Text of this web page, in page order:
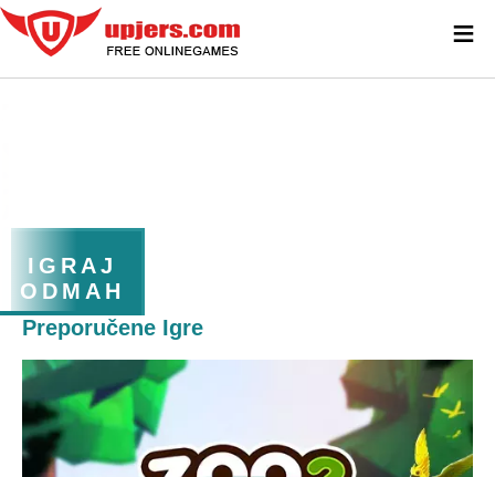
IGRAJ
ODMAH
Preporučene Igre
≡